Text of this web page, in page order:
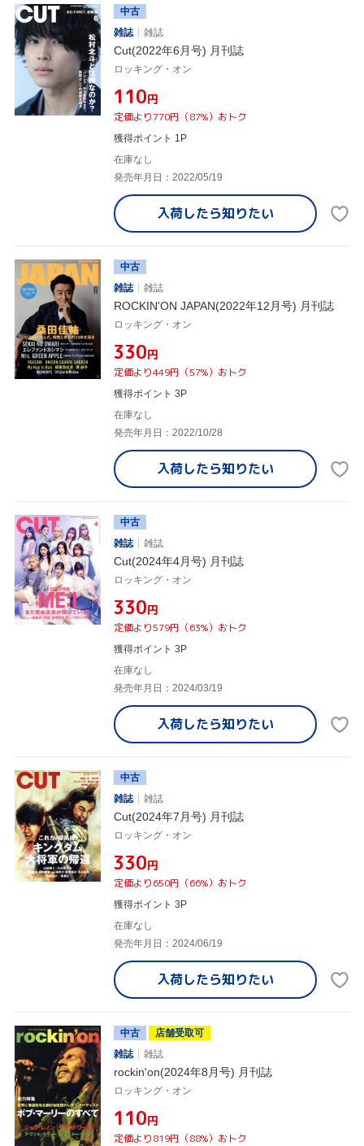
中古
雑誌
雑誌
Cut(2022年6月号) 月刊誌
ロッキング・オン
¥110円
定価より770円（87%）おトク
獲得ポイント 1P
在庫なし
発売年月日：2022/05/19
入荷したら知りたい
中古
雑誌
雑誌
ROCKIN'ON JAPAN(2022年12月号) 月刊誌
ロッキング・オン
¥330円
定価より449円（57%）おトク
獲得ポイント 3P
在庫なし
発売年月日：2022/10/28
入荷したら知りたい
中古
雑誌
雑誌
Cut(2024年4月号) 月刊誌
ロッキング・オン
¥330円
定価より579円（63%）おトク
獲得ポイント 3P
在庫なし
発売年月日：2024/03/19
入荷したら知りたい
中古
雑誌
雑誌
Cut(2024年7月号) 月刊誌
ロッキング・オン
¥330円
定価より650円（66%）おトク
獲得ポイント 3P
在庫なし
発売年月日：2024/06/19
入荷したら知りたい
中古
店舗受取可
雑誌
雑誌
rockin'on(2024年8月号) 月刊誌
ロッキング・オン
¥110円
定価より819円（88%）おトク